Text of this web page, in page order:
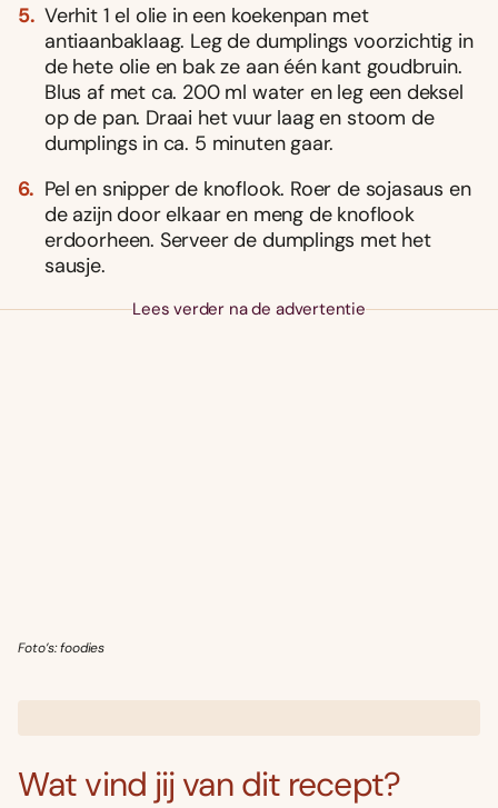
Verhit 1 el olie in een koekenpan met
antiaanbaklaag. Leg de dumplings voorzichtig in
de hete olie en bak ze aan één kant goudbruin.
Blus af met ca. 200 ml water en leg een deksel
op de pan. Draai het vuur laag en stoom de
dumplings in ca. 5 minuten gaar.
Pel en snipper de knoflook. Roer de sojasaus en
de azijn door elkaar en meng de knoflook
erdoorheen. Serveer de dumplings met het
sausje.
Lees verder na de advertentie
Foto’s: foodies
Wat vind jij van dit recept?